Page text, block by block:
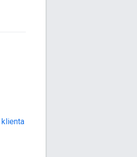
klienta